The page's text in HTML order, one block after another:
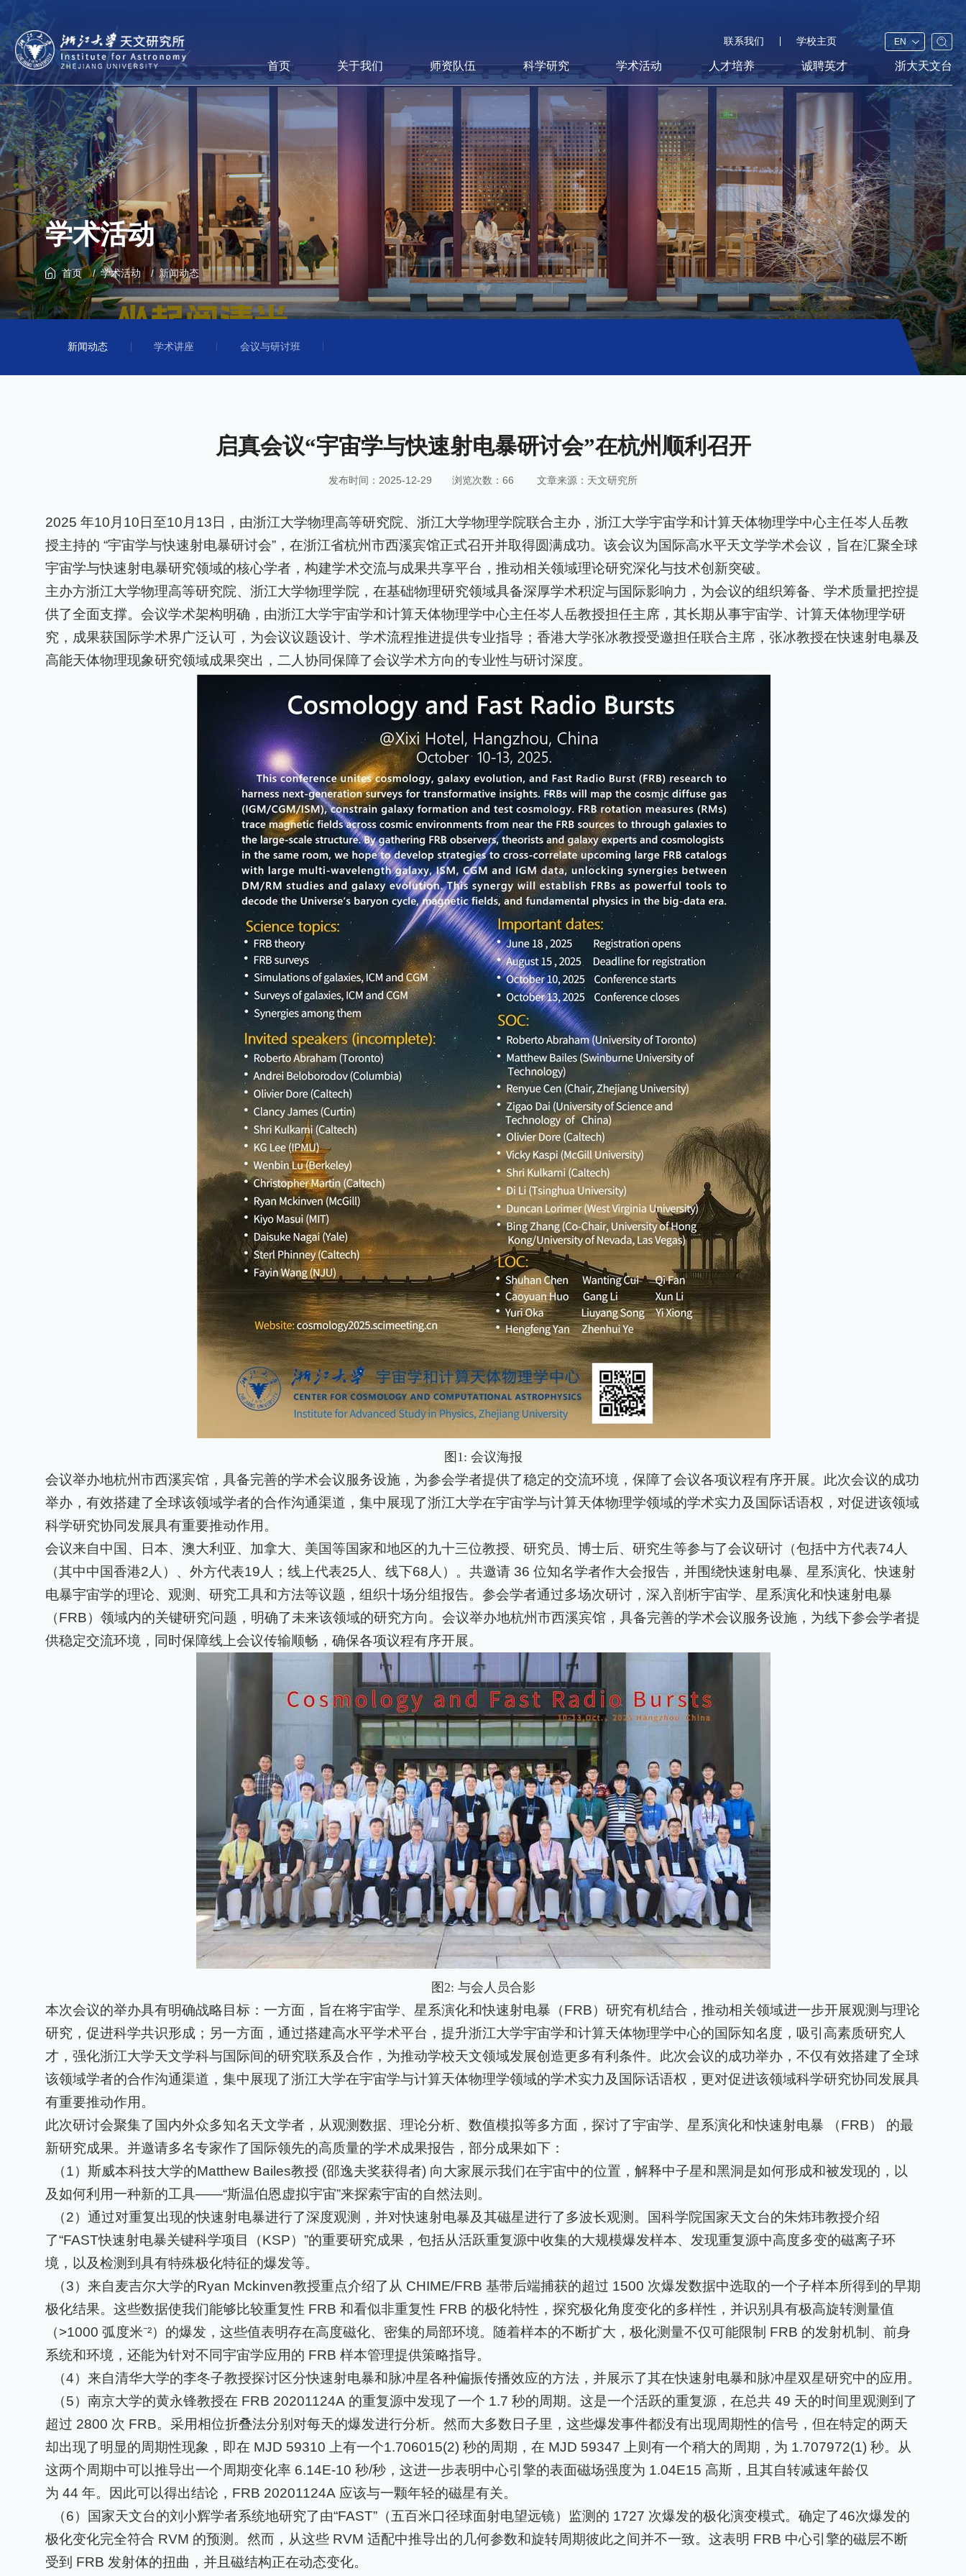
联系我们 学校主页 EN
首页 关于我们 师资队伍 科学研究 学术活动 人才培养 诚聘英才 浙大天文台
学术活动
首页 学术活动 新闻动态
新闻动态 学术讲座 会议与研讨班
启真会议“宇宙学与快速射电暴研讨会”在杭州顺利召开
发布时间：2025-12-29 浏览次数： 66 文章来源：天文研究所
2025 年10月 10 日至10月 13 日，由浙江大学物理高等研究院、浙江大学物理学院联合主办，浙江大学宇宙学和计算天体物理学中心主任岑人岳教
授主持的 “宇宙学与快速射电暴研讨会”，在浙江省杭州市西溪宾馆正式召开并取得圆满成功。该会议为国际高水平天文学学术会议，旨在汇聚全球
宇宙学与快速射电暴研究领域的核心学者，构建学术交流与成果共享平台，推动相关领域理论研究深化与技术创新突破。
主办方浙江大学物理高等研究院、浙江大学物理学院，在基础物理研究领域具备深厚学术积淀与国际影响力，为会议的组织筹备、学术质量把控提
供了全面支撑。会议学术架构明确，由浙江大学宇宙学和计算天体物理学中心主任岑人岳教授担任主席，其长期从事宇宙学、计算天体物理学研
究，成果获国际学术界广泛认可，为会议议题设计、学术流程推进提供专业指导；香港大学张冰教授受邀担任联合主席，张冰教授在快速射电暴及
高能天体物理现象研究领域成果突出，二人协同保障了会议学术方向的专业性与研讨深度。
图1: 会议海报
会议举办地杭州市西溪宾馆，具备完善的学术会议服务设施，为参会学者提供了稳定的交流环境，保障了会议各项议程有序开展。此次会议的成功
举办，有效搭建了全球该领域学者的合作沟通渠道，集中展现了浙江大学在宇宙学与计算天体物理学领域的学术实力及国际话语权，对促进该领域
科学研究协同发展具有重要推动作用。
会议来自中国、日本、澳大利亚、加拿大、美国等国家和地区的九十三位教授、研究员、博士后、研究生等参与了会议研讨（包括中方代表74人
（其中中国香港2人）、外方代表19人；线上代表25人、线下68人）。共邀请 36 位知名学者作大会报告，并围绕快速射电暴、星系演化、快速射
电暴宇宙学的理论、观测、研究工具和方法等议题，组织十场分组报告。参会学者通过多场次研讨，深入剖析宇宙学、星系演化和快速射电暴
（FRB）领域内的关键研究问题，明确了未来该领域的研究方向。会议举办地杭州市西溪宾馆，具备完善的学术会议服务设施，为线下参会学者提
供稳定交流环境，同时保障线上会议传输顺畅，确保各项议程有序开展。
图2: 与会人员合影
本次会议的举办具有明确战略目标：一方面，旨在将宇宙学、星系演化和快速射电暴（FRB）研究有机结合，推动相关领域进一步开展观测与理论
研究，促进科学共识形成；另一方面，通过搭建高水平学术平台，提升浙江大学宇宙学和计算天体物理学中心的国际知名度，吸引高素质研究人
才，强化浙江大学天文学科与国际间的研究联系及合作，为推动学校天文领域发展创造更多有利条件。此次会议的成功举办，不仅有效搭建了全球
该领域学者的合作沟通渠道，集中展现了浙江大学在宇宙学与计算天体物理学领域的学术实力及国际话语权，更对促进该领域科学研究协同发展具
有重要推动作用。
此次研讨会聚集了国内外众多知名天文学者，从观测数据、理论分析、数值模拟等多方面，探讨了宇宙学、星系演化和快速射电暴 （FRB） 的最
新研究成果。并邀请多名专家作了国际领先的高质量的学术成果报告，部分成果如下：
（1） 斯威本科技大学的Matthew Bailes教授 (邵逸夫奖获得者) 向大家展示我们在宇宙中的位置，解释中子星和黑洞是如何形成和被发现的，以
及如何利用一种新的工具——“斯温伯恩虚拟宇宙”来探索宇宙的自然法则。
（2） 通过对重复出现的快速射电暴进行了深度观测，并对快速射电暴及其磁星进行了多波长观测。国科学院国家天文台的朱炜玮教授介绍
了“FAST快速射电暴关键科学项目（KSP）”的重要研究成果，包括从活跃重复源中收集的大规模爆发样本、发现重复源中高度多变的磁离子环
境，以及检测到具有特殊极化特征的爆发等。
（3）来自麦吉尔大学的Ryan Mckinven教授重点介绍了从 CHIME/FRB 基带后端捕获的超过 1500 次爆发数据中选取的一个子样本所得到的早期
极化结果。这些数据使我们能够比较重复性 FRB 和看似非重复性 FRB 的极化特性，探究极化角度变化的多样性，并识别具有极高旋转测量值
（>1000 弧度米⁻²）的爆发，这些值表明存在高度磁化、密集的局部环境。随着样本的不断扩大，极化测量不仅可能限制 FRB 的发射机制、前身
系统和环境，还能为针对不同宇宙学应用的 FRB 样本管理提供策略指导。
（4）来自清华大学的李冬子教授探讨区分快速射电暴和脉冲星各种偏振传播效应的方法，并展示了其在快速射电暴和脉冲星双星研究中的应用。
（5）南京大学的黄永锋教授在 FRB 20201124A 的重复源中发现了一个 1.7 秒的周期。这是一个活跃的重复源，在总共 49 天的时间里观测到了
超过 2800 次 FRB。采用相位折叠法分别对每天的爆发进行分析。然而大多数日子里，这些爆发事件都没有出现周期性的信号，但在特定的两天
却出现了明显的周期性现象，即在 MJD 59310 上有一个1.706015(2) 秒的周期，在 MJD 59347 上则有一个稍大的周期，为 1.707972(1) 秒。从
这两个周期中可以推导出一个周期变化率 6.14E-10 秒/秒，这进一步表明中心引擎的表面磁场强度为 1.04E15 高斯，且其自转减速年龄仅
为 44 年。因此可以得出结论， FRB 20201124A 应该与一颗年轻的磁星有关。
（6）国家天文台的刘小辉学者系统地研究了由“FAST”（五百米口径球面射电望远镜）监测的 1727 次爆发的极化演变模式。确定了46次爆发的
极化变化完全符合 RVM 的预测。然而，从这些 RVM 适配中推导出的几何参数和旋转周期彼此之间并不一致。这表明 FRB 中心引擎的磁层不断
受到 FRB 发射体的扭曲，并且磁结构正在动态变化。